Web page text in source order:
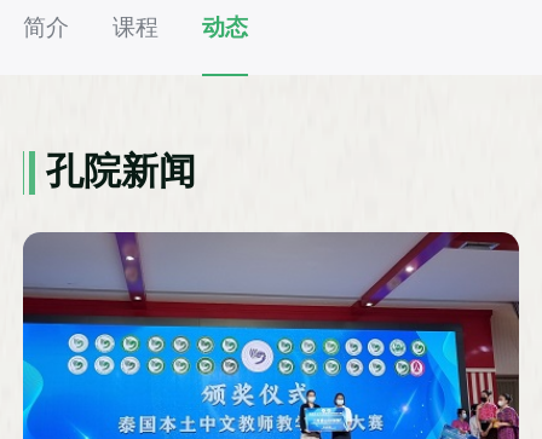
简介 课程 动态
孔院新闻